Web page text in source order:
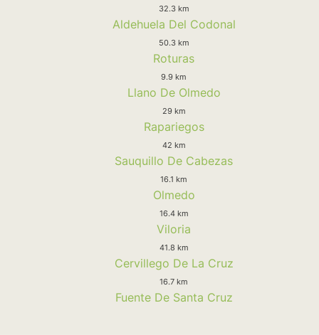
32.3 km
Aldehuela Del Codonal
50.3 km
Roturas
9.9 km
Llano De Olmedo
29 km
Rapariegos
42 km
Sauquillo De Cabezas
16.1 km
Olmedo
16.4 km
Viloria
41.8 km
Cervillego De La Cruz
16.7 km
Fuente De Santa Cruz